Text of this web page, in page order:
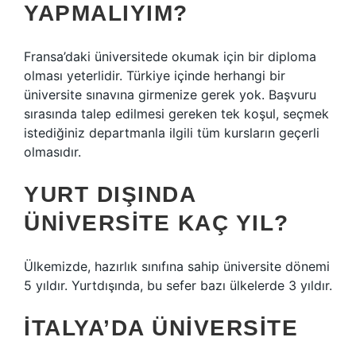
YAPMALIYIM?
Fransa’daki üniversitede okumak için bir diploma
olması yeterlidir. Türkiye içinde herhangi bir
üniversite sınavına girmenize gerek yok. Başvuru
sırasında talep edilmesi gereken tek koşul, seçmek
istediğiniz departmanla ilgili tüm kursların geçerli
olmasıdır.
YURT DIŞINDA
ÜNIVERSITE KAÇ YIL?
Ülkemizde, hazırlık sınıfına sahip üniversite dönemi
5 yıldır. Yurtdışında, bu sefer bazı ülkelerde 3 yıldır.
İTALYA’DA ÜNIVERSITE